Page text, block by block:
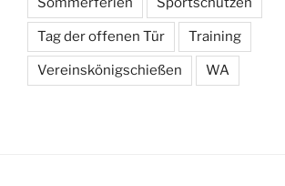
Tag der offenen Tür Training
Vereinskönigschießen WA